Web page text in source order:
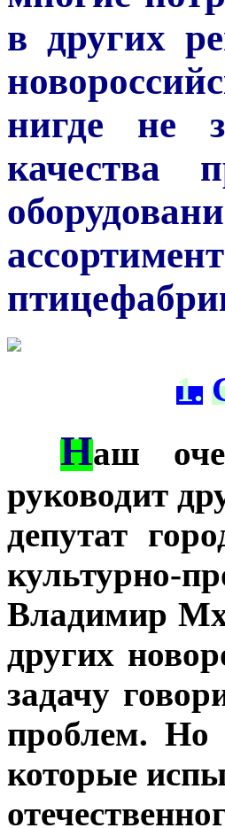
в других
нигде не
качества
1.
Наш
руководит
депутат
культурно-
Владимир
других
задачу
проблем. Но
которые